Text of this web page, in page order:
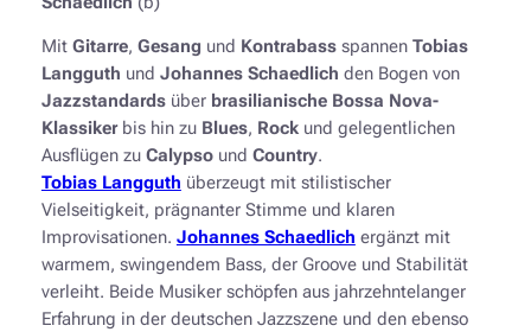
Mit Gitarre, Gesang und Kontrabassspannen Tobias
Langguth und Johannes Schaedlich den Bogen von
Jazzstandardsüber brasilianische Bossa Nova-
Klassikerbis hin zu Blues, Rockund gelegentlichen
Ausflügen zu Calypsound Country.
Tobias Langguth überzeugt mit stilistischer
Vielseitigkeit, prägnanter Stimme und klaren
Improvisationen. Johannes Schaedlich ergänzt mit
warmem, swingendem Bass, der Groove und Stabilität
verleiht. Beide Musiker schöpfen aus jahrzehntelanger
Erfahrung in der deutschen Jazzszene und den ebenso